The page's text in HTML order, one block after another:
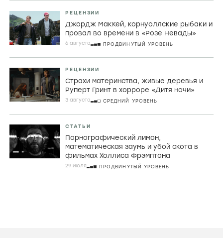
СТАТЬИ
Искусство быть идиоткой. Как Дайан
Морган продолжает последнюю
великую традицию британской
комедии
7 АВГУСТА НАЧАЛЬНЫЙ УРОВЕНЬ
РЕЦЕНЗИИ
Джордж МакКей, корнуоллские рыбаки и
провал во времени в «Розе Невады»
6 августа ПРОДВИНУТЫЙ УРОВЕНЬ